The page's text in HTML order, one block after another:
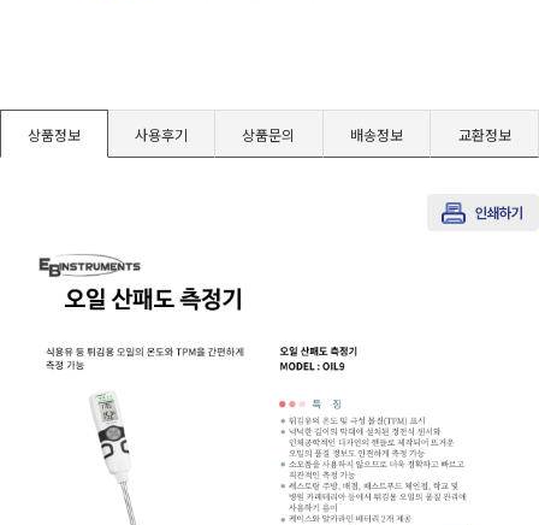
질기/원심분리기/초음파유량계/습식·건식가스메타
화상카메라
상품정보 사용후기 상품문의 배송정보 교환정보